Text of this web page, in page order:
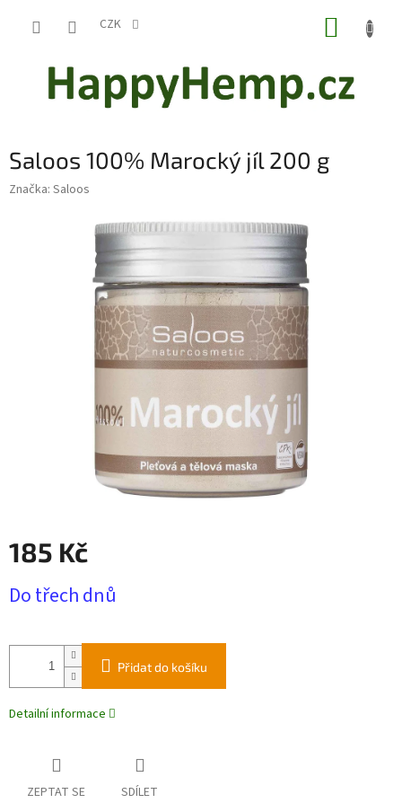
CZK
Saloos 100% Marocký jíl 200 g
Značka: Saloos
185 Kč
cena:
Do třech dnů
Přidat do košíku
Detailní informace
ZEPTAT SE SDÍLET